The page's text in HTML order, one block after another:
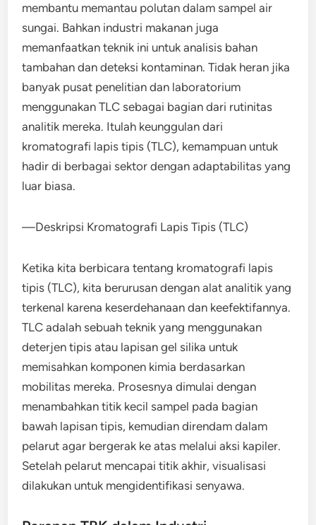
membantu memantau polutan dalam sampel air
sungai. Bahkan industri makanan juga
memanfaatkan teknik ini untuk analisis bahan
tambahan dan deteksi kontaminan. Tidak heran jika
banyak pusat penelitian dan laboratorium
menggunakan TLC sebagai bagian dari rutinitas
analitik mereka. Itulah keunggulan dari
kromatografi lapis tipis (TLC), kemampuan untuk
hadir di berbagai sektor dengan adaptabilitas yang
luar biasa.
—Deskripsi Kromatografi Lapis Tipis (TLC)
Ketika kita berbicara tentang kromatografi lapis
tipis (TLC), kita berurusan dengan alat analitik yang
terkenal karena keserdehanaan dan keefektifannya.
TLC adalah sebuah teknik yang menggunakan
deterjen tipis atau lapisan gel silika untuk
memisahkan komponen kimia berdasarkan
mobilitas mereka. Prosesnya dimulai dengan
menambahkan titik kecil sampel pada bagian
bawah lapisan tipis, kemudian direndam dalam
pelarut agar bergerak ke atas melalui aksi kapiler.
Setelah pelarut mencapai titik akhir, visualisasi
dilakukan untuk mengidentifikasi senyawa.